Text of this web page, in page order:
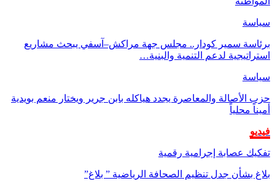
سياسة
برئاسة سمير كودار.. مجلس جهة مراكش–آسفي يبحث مشاريع
استراتيجية لدعم التنمية والبنية…
سياسة
حزب الأصالة والمعاصرة يجدد هياكله بابن جرير ويختار منعم بويدية
أميناً محلياً
فيديو
تفكيك عصابة إجرامية رقمية
بلاغ بشأن جدل تنظيم الصحافة الرياضية ” بلاغ”